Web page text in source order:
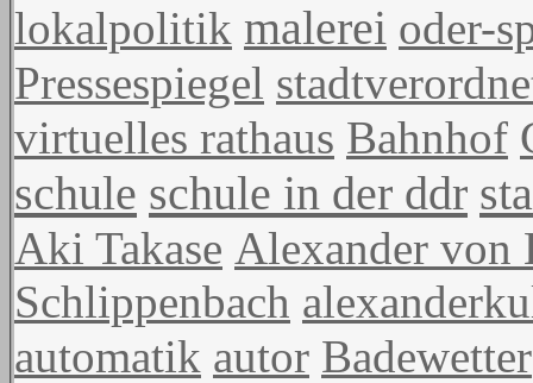
lokalpolitik malerei oder-
Pressespiegel
virtuelles rathaus Bahnhof
schule schule in der ddr
Aki Takase Alexander von
Schlippenbach
automatik autor Badewetter